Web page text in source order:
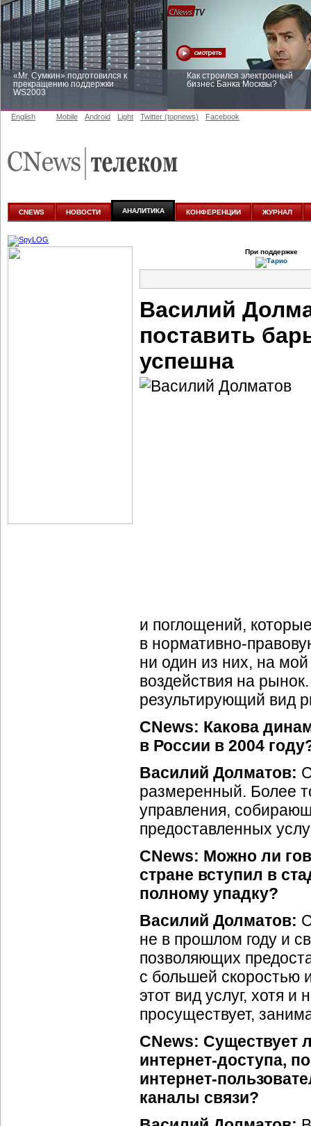
«Mr. Сумкин» подготовился к
прекращению поддержки
WS2003
Как строился электронный
бизнес Банка Москвы?
аналитике
English Mobile Android Light Twitter (topnews) Facebook
CNEWS НОВОСТИ АНАЛИТИКА КОНФЕРЕНЦИИ ЖУРНАЛ
При поддержке
Василий
поставить
успешна
и поглощений,
в нормативно-
ни один из них, на
воздействия на
результирующий вид
CNews: Какова
в России в 2004
Василий Долматов:
размеренный. Более
управления,
предоставленных
CNews: Можно ли
стране вступил в
полному упадку?
Василий Долматов:
не в прошлом году и
позволяющих
с большей
этот вид услуг, хотя и
просуществует,
CNews: Существует
интернет-доступа,
интернет-
каналы связи?